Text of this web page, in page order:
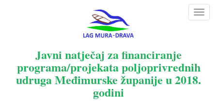
Javni natječaj za financiranje
programa/projekata poljoprivrednih
udruga Međimurske županije u 2018.
godini